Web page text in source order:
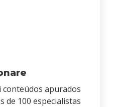
apurados
de 100 especialistas